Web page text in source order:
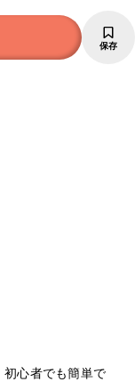
保存
心者でも簡単で